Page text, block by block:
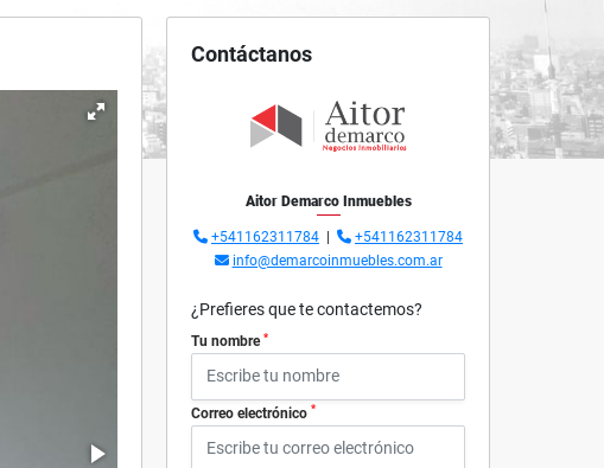
Contáctanos
Aitor Demarco Inmuebles
+541162311784
+541162311784
info@demarcoinmuebles.com.ar
¿Prefieres que te contactemos?
Tu nombre *
Correo electrónico *